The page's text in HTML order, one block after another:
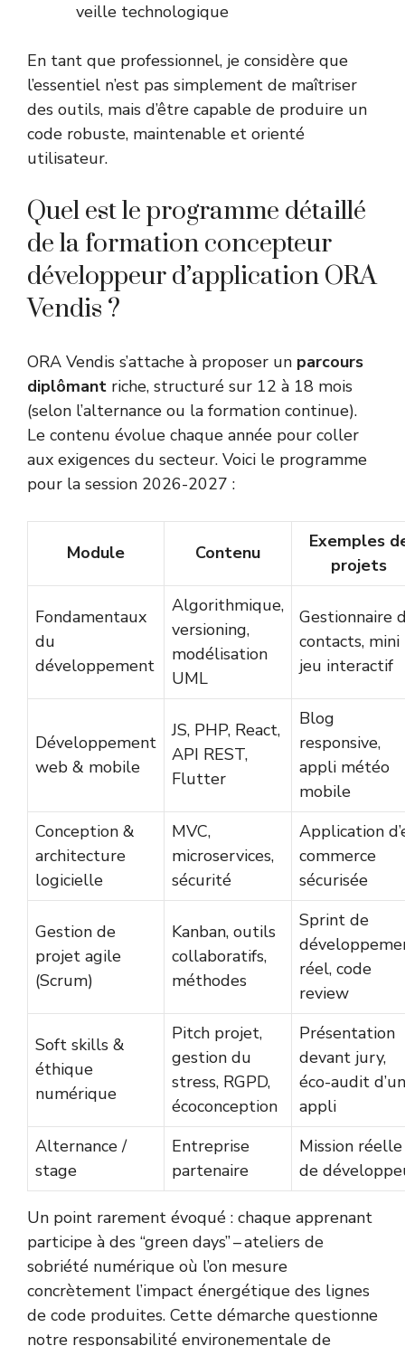
veille technologique
En tant que professionnel, je considère que
l’essentiel n’est pas simplement de maîtriser
des outils, mais d’être capable de produire un
code robuste, maintenable et orienté
utilisateur.
Quel est le programme détaillé
de la formation concepteur
développeur d’application ORA
Vendis ?
ORA Vendis s’attache à proposer un parcours
diplômant riche, structuré sur 12 à 18 mois
(selon l’alternance ou la formation continue).
Le contenu évolue chaque année pour coller
aux exigences du secteur. Voici le programme
pour la session 2026-2027 :
Module Contenu
Exemples
projets
Fondamentaux
du
développement
Algorithmique,
versioning,
modélisation
UML
Gestionnaire
contacts, mini
jeu interactif
Développement
web & mobile
JS, PHP, React,
API REST,
Flutter
Blog
responsive,
appli météo
mobile
Conception &
architecture
logicielle
MVC,
microservices,
sécurité
Application
commerce
sécurisée
Gestion de
projet agile
(Scrum)
Kanban, outils
collaboratifs,
méthodes
Sprint de
réel, code
review
Soft skills &
éthique
numérique
Pitch projet,
gestion du
stress, RGPD,
écoconception
Présentation
devant jury,
éco-audit
appli
Alternance /
stage
Entreprise
partenaire
Mission réelle
de
Un point rarement évoqué : chaque apprenant
participe à des “green days” – ateliers de
sobriété numérique où l’on mesure
concrètement l’impact énergétique des lignes
de code produites. Cette démarche questionne
notre responsabilité environementale de